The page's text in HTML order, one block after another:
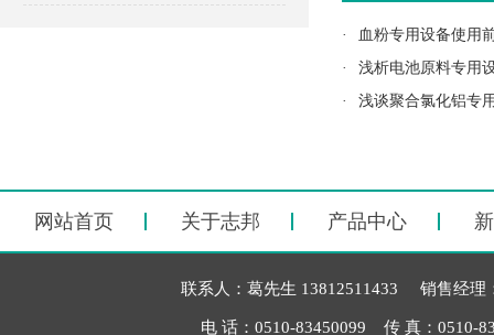
·
血粉专用设备使用
·
浅析电池原料专用
·
浅谈聚合氯化铝专
网站首页 关于志邦 产品中心
联系人：葛先生 13812511433 销售经理
电 话：0510-83450099 传 真：0510-